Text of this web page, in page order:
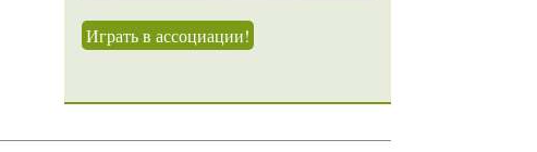
Играть в ассоциации!